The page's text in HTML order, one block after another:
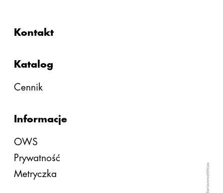
Kontakt
Katalog
Cennik
Informacje
OWS
Prywatność
Metryczka